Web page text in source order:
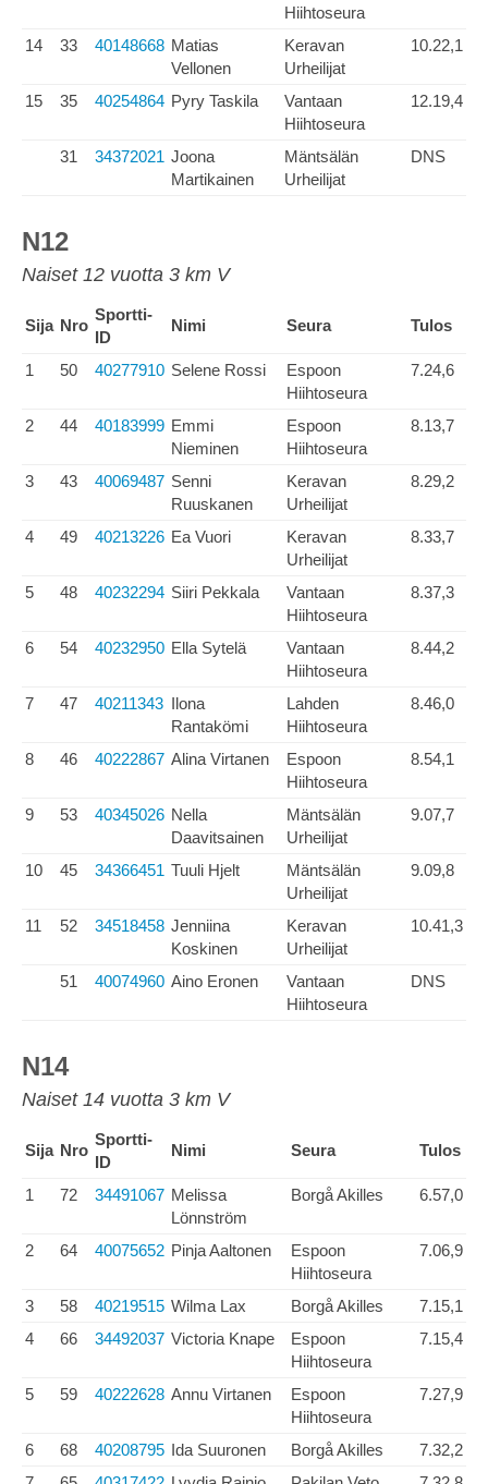
Hiihtoseura
14 33 40148668 Matias
Vellonen
Keravan
Urheilijat
10.22,1
15 35 40254864 Pyry Taskila
Vantaan
Hiihtoseura
12.19,4
31 34372021 Joona
Martikainen
Mäntsälän
Urheilijat
DNS
N12
Naiset 12 vuotta 3 km V
Sija Nro
Sportti-
ID
Nimi Seura Tulos
1 50 40277910 Selene Rossi
Espoon
Hiihtoseura
7.24,6
2 44 40183999 Emmi
Nieminen
Espoon
Hiihtoseura
8.13,7
3 43 40069487 Senni
Ruuskanen
Keravan
Urheilijat
8.29,2
4 49 40213226 Ea Vuori
Keravan
Urheilijat
8.33,7
5 48 40232294 Siiri Pekkala
Vantaan
Hiihtoseura
8.37,3
6 54 40232950 Ella Sytelä
Vantaan
Hiihtoseura
8.44,2
7 47 40211343 Ilona
Rantakömi
Lahden
Hiihtoseura
8.46,0
8 46 40222867 Alina Virtanen
Espoon
Hiihtoseura
8.54,1
9 53 40345026 Nella
Daavitsainen
Mäntsälän
Urheilijat
9.07,7
10 45 34366451 Tuuli Hjelt
Mäntsälän
Urheilijat
9.09,8
11 52 34518458 Jenniina
Koskinen
Keravan
Urheilijat
10.41,3
51 40074960 Aino Eronen
Vantaan
Hiihtoseura
DNS
N14
Naiset 14 vuotta 3 km V
Sija Nro
Sportti-
ID
Nimi Seura Tulos
1 72 34491067 Melissa
Lönnström
Borgå Akilles 6.57,0
2 64 40075652 Pinja Aaltonen
Espoon
Hiihtoseura
7.06,9
3 58 40219515 Wilma Lax Borgå Akilles
7.15,1
4
66 34492037 Victoria Knape
Espoon
Hiihtoseura
7.15,4
5 59 40222628 Annu Virtanen
Espoon
Hiihtoseura
7.27,9
6 68 40208795 Ida Suuronen Borgå Akilles
7.32,2